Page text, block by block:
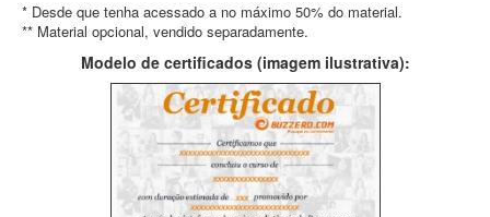
* Desde que tenha acessado a no máximo 50% do material.
** Material opcional, vendido separadamente.
Modelo de certificados (imagem ilustrativa):